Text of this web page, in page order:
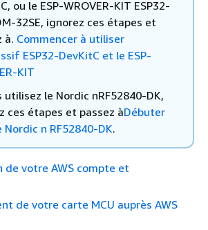
ou le ESP-WROVER-KIT ESP32-
32SE, ignorez ces étapes et
à. Commencer à utiliser
ESP32-DevKitC et le ESP-
KIT
utilisez le Nordic nRF52840-DK,
ces étapes et passez àDébuter
Nordic n RF52840-DK.
de votre AWS compte et
de votre carte MCU auprès AWS